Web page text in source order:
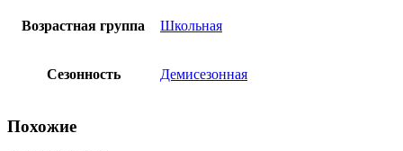
Возрастная группа Школьная
Сезонность Демисезонная
Похожие